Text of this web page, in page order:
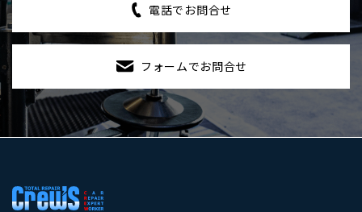
電話でお問合せ
フォームでお問合せ